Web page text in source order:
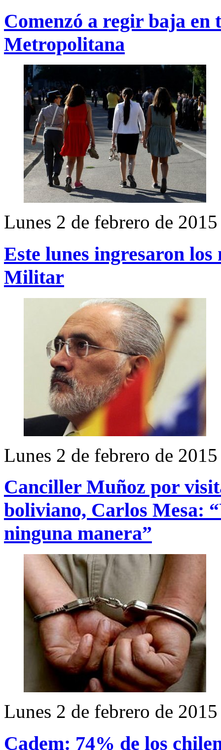
Comenzó a regir baja en
Metropolitana
Lunes 2 de febrero de 2015
Este lunes ingresaron los
Militar
Lunes 2 de febrero de 2015
Canciller Muñoz por
boliviano, Carlos Mesa:
ninguna manera”
Lunes 2 de febrero de 2015
Cadem: 74% de los